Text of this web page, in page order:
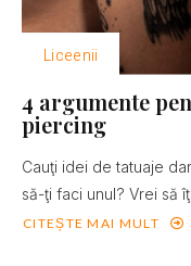
Liceenii
4 argumente
piercing
Cauţi idei de tatuaje
să-ţi faci unul? Vrei să
CITEȘTE MAI MULT